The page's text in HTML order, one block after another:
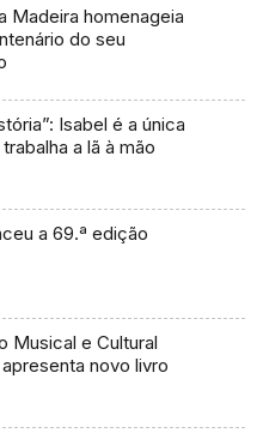
Madeira homenageia
do seu
Isabel é a única
a lã à mão
a 69.ª edição
Musical e Cultural
novo livro